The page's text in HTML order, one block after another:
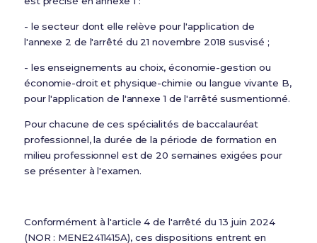
- le secteur dont elle relève pour l'application de
l'annexe 2 de l'arrêté du 21 novembre 2018 susvisé ;
- les enseignements au choix, économie-gestion ou
économie-droit et physique-chimie ou langue vivante B,
pour l'application de l'annexe 1 de l'arrêté susmentionné.
Pour chacune de ces spécialités de baccalauréat
professionnel, la durée de la période de formation en
milieu professionnel est de 20 semaines exigées pour
se présenter à l'examen.
Conformément à l'article 4 de l'arrêté du 13 juin 2024
(NOR : MENE2411415A), ces dispositions entrent en